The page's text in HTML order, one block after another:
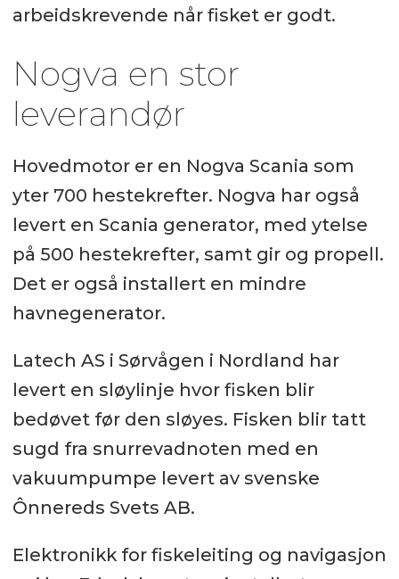
arbeidskrevende når fisket er godt.
Nogva en stor
leverandør
Hovedmotor er en Nogva Scania som
yter 700 hestekrefter. Nogva har også
levert en Scania generator, med ytelse
på 500 hestekrefter, samt gir og propell.
Det er også installert en mindre
havnegenerator.
Latech AS i Sørvågen i Nordland har
levert en sløylinje hvor fisken blir
bedøvet før den sløyes. Fisken blir tatt
sugd fra snurrevadnoten med en
vakuumpumpe levert av svenske
Ônnereds Svets AB.
Elektronikk for fiskeleiting og navigasjon